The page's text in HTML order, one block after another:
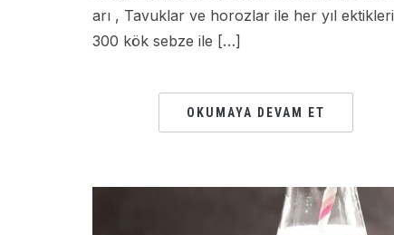
arı , Tavuklar ve horozlar ile her yıl ektikleri
300 kök sebze ile […]
OKUMAYA DEVAM ET